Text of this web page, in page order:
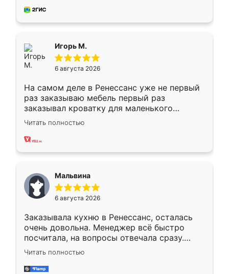
за день, ребята работали аккуратно, даже
Игорь М.
6 августа 2026
На самом деле в Ренессанс уже не первый
раз заказываю мебель первый раз
заказывал кроватку для маленького
ребёнка при его рождении ,во второй раз
заказал шкаф-купе. По качеству очень
хорошее сборка достаточно быстрая,
меньше, здесь же он более разнообразный.
Мне нравится ,если что-то потребуется из
мебели буду заказывать только здесь.
Читать полностью
Мальвина
6 августа 2026
Заказывала кухню в Ренессанс, осталась
очень довольна. Менеджер всё быстро
посчитала, на вопросы отвечала сразу.
Замерщик приехал в субботу, подошёл к
делу со всей ответственностью. Собрали
за день, ребята работали аккуратно, даже
Читать полностью